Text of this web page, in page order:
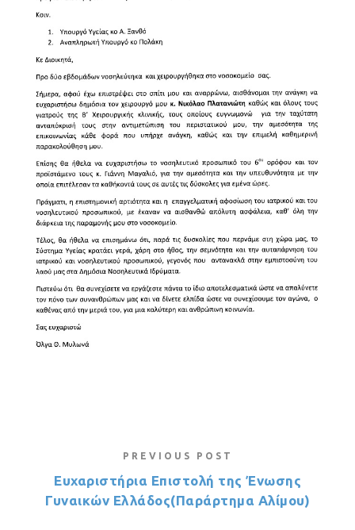
PREVIOUS POST
Ευχαριστήρια Επιστολή της Ένωσης
Γυναικών Ελλάδος(Παράρτημα Αλίμου)